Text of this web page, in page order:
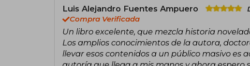
Luis Alejandro Fuentes Ampuero
Compra Verificada
Un libro excelente, que mezcla historia
Los amplios conocimientos de la autora,
llevar esos contenidos a un público masivo es